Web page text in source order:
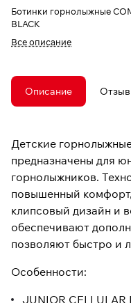
Ботинки горнолыжные
BLACK
Все описание
Описание
Детские
предназначены для
горнолыжников.
повышенный
клипсовый дизайн и
обеспечивают
позволяют быстро и
Особенности:
JUNIOR